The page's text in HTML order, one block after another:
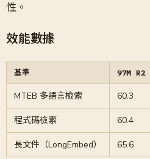
性。
效能數據
基準 97M R2
MTEB 多語言檢索 60.3
程式碼檢索 60.4
長文件（LongEmbed） 65.6